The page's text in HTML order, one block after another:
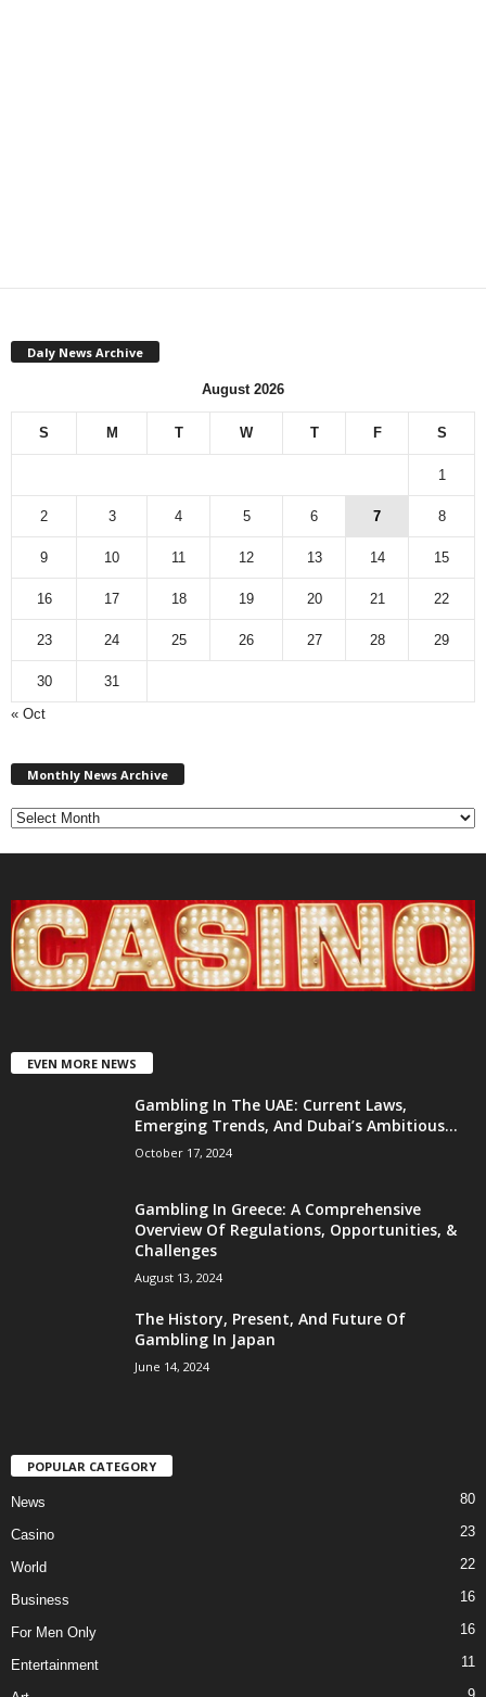
Daly News Archive
August 2026
S M T W T F S
1
2 3 4 5 6 7 8
9 10 11 12 13 14 15
16 17 18 19 20 21 22
23 24 25 26 27 28 29
30
31
« Oct
Monthly News Archive
EVEN MORE NEWS
Gambling In The UAE: Current Laws,
Emerging Trends, And Dubai’s Ambitious...
October 17, 2024
Gambling In Greece: A Comprehensive
Overview Of Regulations, Opportunities, &
Challenges
August 13, 2024
The History, Present, And Future Of
Gambling In Japan
June 14, 2024
POPULAR CATEGORY
News 80
Casino 23
World 22
Business 16
For Men Only 16
Entertainment 11